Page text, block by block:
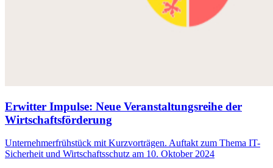
Erwitter Impulse: Neue Veranstaltungsreihe der
Wirtschaftsförderung
Unternehmerfrühstück mit Kurzvorträgen. Auftakt zum Thema IT-
Sicherheit und Wirtschaftsschutz am 10. Oktober 2024